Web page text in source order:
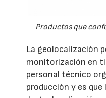
Productos que
La geolocalización
monitorización en
personal técnico
producción y es